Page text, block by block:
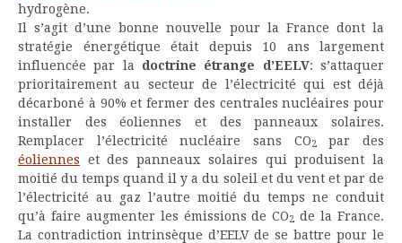
hydrogène.
Il s’agit d’une bonne nouvelle pour la France dont la
stratégie énergétique était depuis 10 ans largement
influencée par la doctrine étrange d’EELV: s’attaquer
prioritairement au secteur de l’électricité qui est déjà
décarboné à 90% et fermer des centrales nucléaires pour
installer des éoliennes et des panneaux solaires.
Remplacer l’électricité nucléaire sans CO2
par des
éoliennes et des panneaux solaires qui produisent la
moitié du temps quand il y a du soleil et du vent et par de
l’électricité au gaz l’autre moitié du temps ne conduit
qu’à faire augmenter les émissions de CO2 de la France.
La contradiction intrinsèque d’EELV de se battre pour le